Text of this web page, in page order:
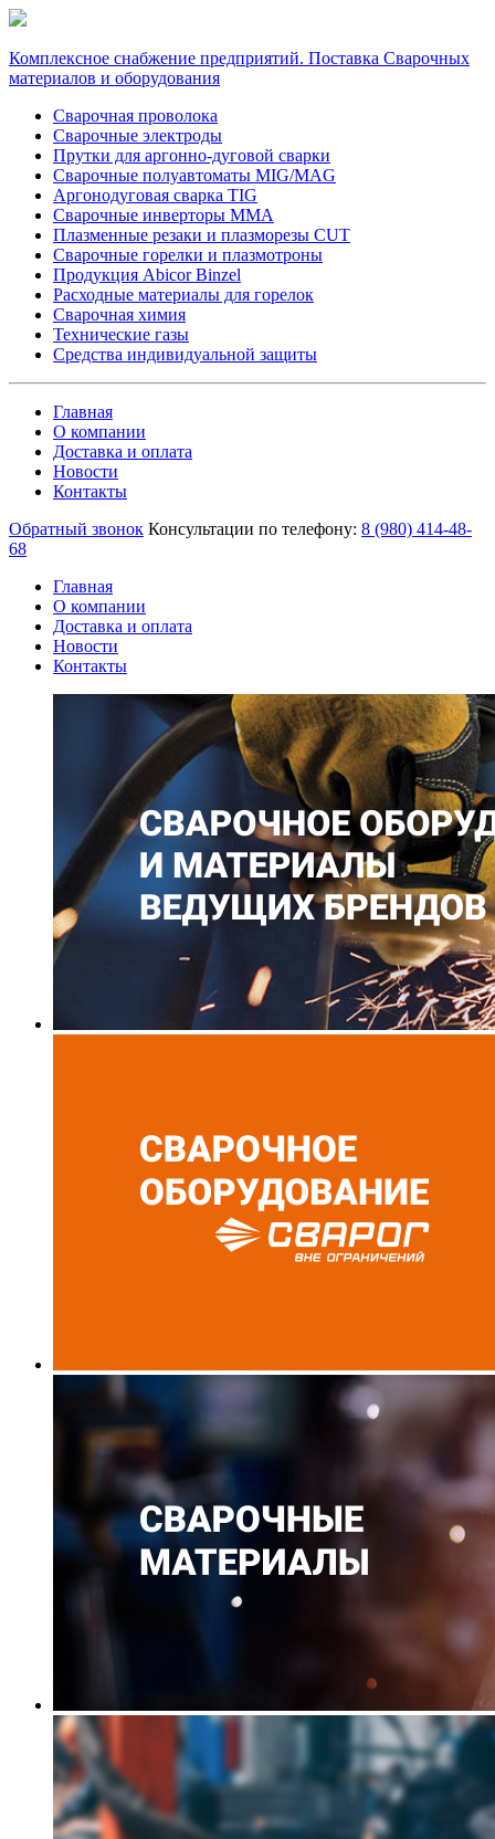
Комплексное снабжение предприятий. Поставка Сварочных
материалов и оборудования
Сварочная проволока
Сварочные электроды
Прутки для аргонно-дуговой сварки
Сварочные полуавтоматы MIG/MAG
Аргонодуговая сварка TIG
Сварочные инверторы MMA
Плазменные резаки и плазморезы CUT
Сварочные горелки и плазмотроны
Продукция Abicor Binzel
Расходные материалы для горелок
Сварочная химия
Технические газы
Средства индивидуальной защиты
Главная
О компании
Доставка и оплата
Новости
Контакты
Обратный звонок Консультации по телефону: 8 (980) 414-48-
68
Главная
О компании
Доставка и оплата
Новости
Контакты